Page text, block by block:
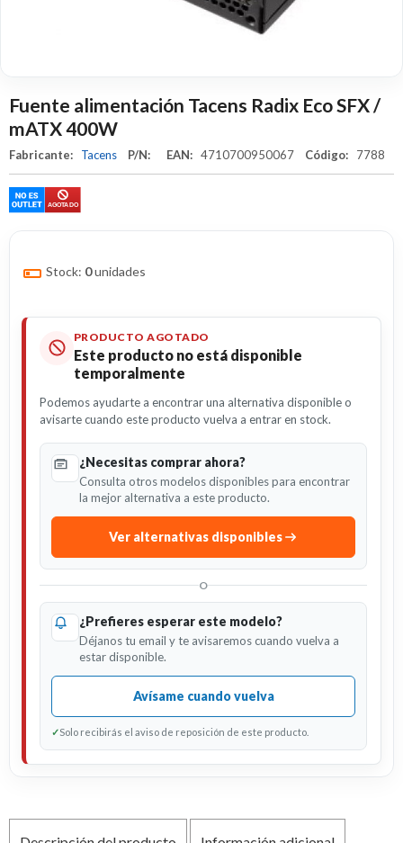
Fuente alimentación Tacens Radix Eco SFX /
mATX 400W
Fabricante: Tacens P/N: EAN: 4710700950067 Código: 7788
Stock: 0unidades
PRODUCTO AGOTADO
Este producto no está disponible
temporalmente
Podemos ayudarte a encontrar una alternativa disponible o
avisarte cuando este producto vuelva a entrar en stock.
¿Necesitas comprar ahora?
Consulta otros modelos disponibles para encontrar
la mejor alternativa a este producto.
Ver alternativas disponibles
O
¿Prefieres esperar este modelo?
Déjanos tu email y te avisaremos cuando vuelva a
estar disponible.
Avísame cuando vuelva
✓Solo recibirás el aviso de reposición de este producto.